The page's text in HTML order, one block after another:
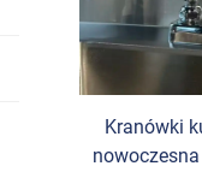
Kranówki